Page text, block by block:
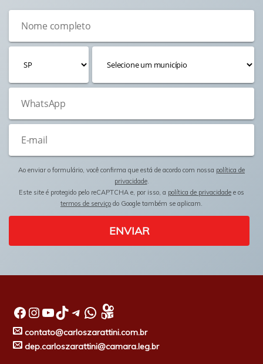
Ao enviar o formulário, você confirma que está de acordo com nossa política de
privacidade.
Este site é protegido pelo reCAPTCHA e, por isso, a política de privacidade e os
termos de serviço do Google também se aplicam.
ENVIAR
Facebook InstagramYoutube TikTok Telegram WhatsApp
contato@carloszarattini.com.br
dep.carloszarattini@camara.leg.br